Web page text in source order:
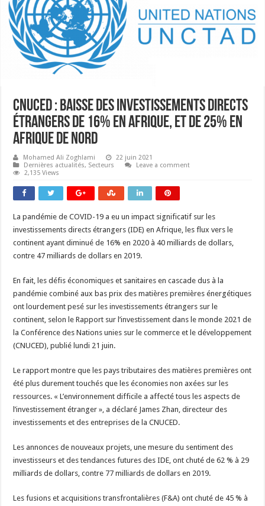
CNUCED : Baisse des investissements directs
étrangers de 16% en Afrique, et de 25% en
Afrique de Nord
Mohamed Ali Zoghlami
22 juin 2021
Dernières actualités, Secteurs
Leave a comment
2,135 Views
La pandémie de COVID-19 a eu un impact significatif sur les
investissements directs étrangers (IDE) en Afrique, les flux vers le
continent ayant diminué de 16% en 2020 à 40 milliards de dollars,
contre 47 milliards de dollars en 2019.
En fait, les défis économiques et sanitaires en cascade dus à la
pandémie combiné aux bas prix des matières premières énergétiques
ont lourdement pesé sur les investissements étrangers sur le
continent, selon le Rapport sur l’investissement dans le monde 2021 de
la Conférence des Nations unies sur le commerce et le développement
(CNUCED), publié lundi 21 juin.
Le rapport montre que les pays tributaires des matières premières ont
été plus durement touchés que les économies non axées sur les
ressources. « L’environnement difficile a affecté tous les aspects de
l’investissement étranger », a déclaré James Zhan, directeur des
investissements et des entreprises de la CNUCED.
Les annonces de nouveaux projets, une mesure du sentiment des
investisseurs et des tendances futures des IDE, ont chuté de 62 % à 29
milliards de dollars, contre 77 milliards de dollars en 2019.
Les fusions et acquisitions transfrontalières (F&A) ont chuté de 45 % à